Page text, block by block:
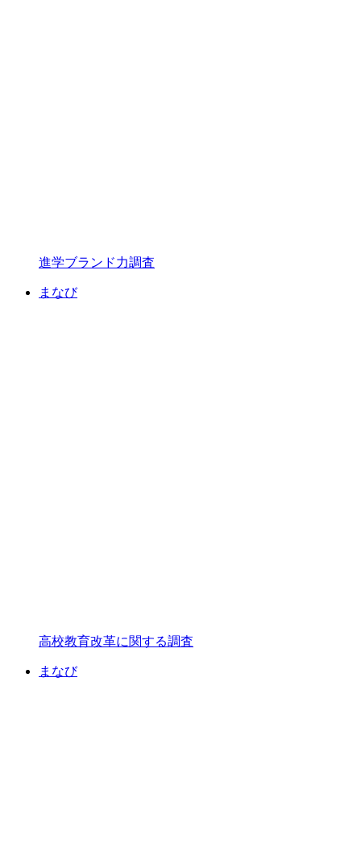
進学ブランド力調査
まなび
高校教育改革に関する調査
まなび